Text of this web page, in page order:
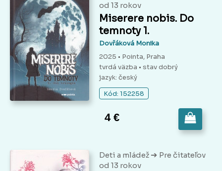
od 13 rokov
Miserere nobis. Do
temnoty 1.
Dovřáková Monika
2025 • Pointa, Praha
tvrdá väzba • stav dobrý
jazyk: český
Kód: 152258
4 €
Deti a mládež ➔ Pre čitateľov
od 13 rokov